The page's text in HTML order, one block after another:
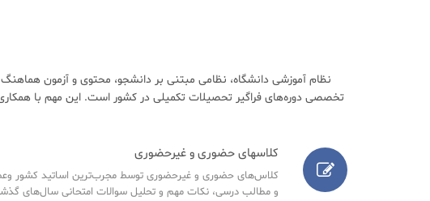
نظام آموزشی دانشگاه، نظامی مبتنی بر دانشجو، محتوی و آزمون
تخصصی دوره‌های فراگیر تحصیلات تکمیلی در کشور است. این مهم با
کلاسهای حضوری و غیرحضوری
کلاس‌های حضوری و غیرحضوری توسط مجرب‌ترین اساتید کشور
و مطالب درسی، نکات مهم و تحلیل سوالات امتحانی سال‌های